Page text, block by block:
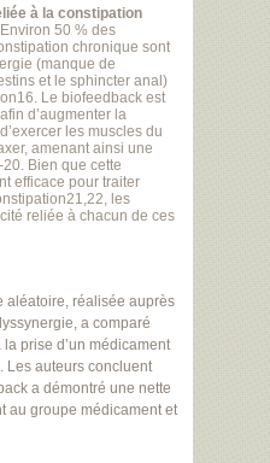
à la constipation
Environ 50 % des
chronique sont
(manque de
et le sphincter anal)
Le biofeedback est
d’augmenter la
les muscles du
amenant ainsi une
Bien que cette
efficace pour traiter
les
reliée à chacun de ces
aléatoire, réalisée auprès
a comparé
la prise d’un médicament
Les auteurs concluent
a démontré une nette
au groupe médicament et